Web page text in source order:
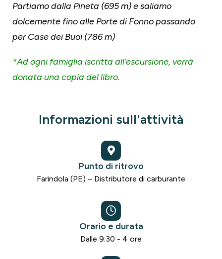
Partiamo dalla Pineta (695 m) e saliamo
dolcemente fino alle Porte di Fonno passando
per Case dei Buoi (786 m)
*Ad ogni famiglia iscritta all’escursione, verrà
donata una copia del libro.
Informazioni sull'attività
Punto di ritrovo
Farindola (PE) – Distributore di carburante
Orario e durata
Dalle 9:30 - 4 ore